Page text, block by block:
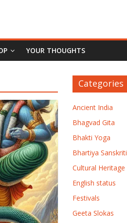
YOUR THOUGHTS
Categories
Ancient India
Bhagvad Gita
Bhakti Yoga
Bhartiya Sanskriti
Cultural Heritage
English status
Festivals
Geeta Slokas